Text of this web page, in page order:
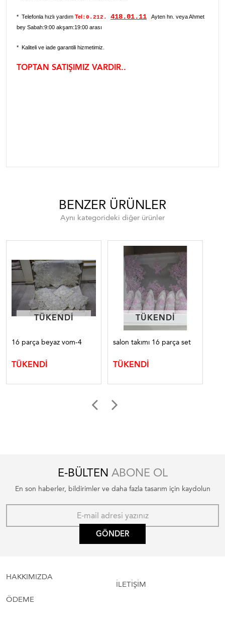
* Telefonla hızlı yardım Tel:0.212. 418.01.11 Ayten hn. veya Ahmet
bey Sabah:9:00 akşam:19:00 arası
* Kaliteli ve iade garantili hizmetimiz.
TOPTAN SATIŞIMIZ VARDIR..
BENZER ÜRÜNLER
Aynı kategorideki diğer ürünler
TÜKENDI
TÜKENDI
16 parça beyaz vom-4
TÜKENDİ
TÜKENDI
TÜKENDI
salon takımı 16 parça set
TÜKENDİ
E-BÜLTEN ABONE OL
En son haberler, bildirimler ve daha fazla tasarım için kaydolun
GÖNDER
HAKKIMIZDA
ÖDEME
İLETİŞİM